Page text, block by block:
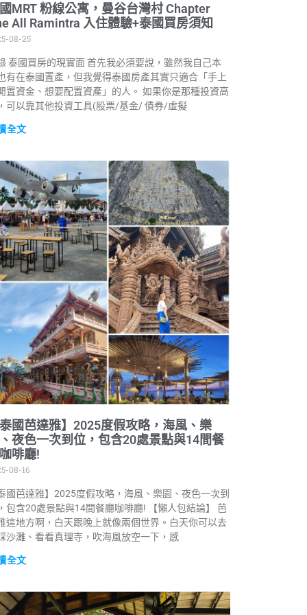
MRT 粉線公寓，曼谷台灣村 Chapter
All Ramintra 入住體驗+泰國買房須知
08-25
泰國買房的現實面 首先我必須要說，雖然我自己本
有在泰國置產，但我覺得泰國房產其實只適合「手上
置資金、想要配置資產」的人。 如果你是那種投資高
可以靠其他投資工具(股票/基金/ 債券/虛擬
全文
國芭達雅】2025度假攻略，海風、樂
夜色一次到位，包含20處景點與14間餐
啡廳!
08-16
國芭達雅】2025度假攻略，海風、樂園、夜色一次到
包含20處景點與14間餐廳咖啡廳! 【懶人包結論】 芭
這地方啊，白天跟晚上就像兩個世界。白天你可以去
沙灘、看看真理寺，吹海風放空一下，感
全文